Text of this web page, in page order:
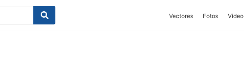
Vectores Fotos Vídeo